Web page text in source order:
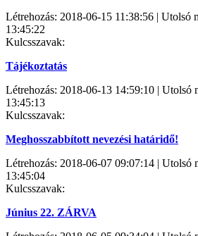
Létrehozás: 2018-06-15 11:38:56 | Utolsó
13:45:22
Kulcsszavak:
Tájékoztatás
Létrehozás: 2018-06-13 14:59:10 | Utolsó
13:45:13
Kulcsszavak:
Meghosszabbított nevezési határidő!
Létrehozás: 2018-06-07 09:07:14 | Utolsó
13:45:04
Kulcsszavak:
Június 22. ZÁRVA